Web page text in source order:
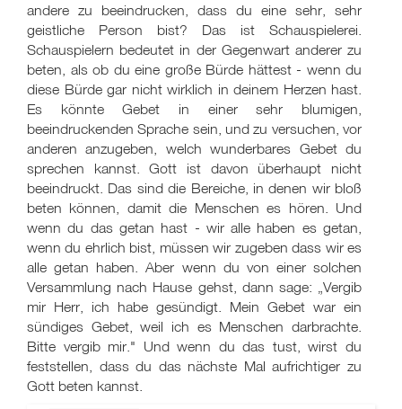
andere zu beeindrucken, dass du eine sehr, sehr
geistliche Person bist? Das ist Schauspielerei.
Schauspielern bedeutet in der Gegenwart anderer zu
beten, als ob du eine große Bürde hättest - wenn du
diese Bürde gar nicht wirklich in deinem Herzen hast.
Es könnte Gebet in einer sehr blumigen,
beeindruckenden Sprache sein, und zu versuchen, vor
anderen anzugeben, welch wunderbares Gebet du
sprechen kannst. Gott ist davon überhaupt nicht
beeindruckt. Das sind die Bereiche, in denen wir bloß
beten können, damit die Menschen es hören. Und
wenn du das getan hast - wir alle haben es getan,
wenn du ehrlich bist, müssen wir zugeben dass wir es
alle getan haben. Aber wenn du von einer solchen
Versammlung nach Hause gehst, dann sage: „Vergib
mir Herr, ich habe gesündigt. Mein Gebet war ein
sündiges Gebet, weil ich es Menschen darbrachte.
Bitte vergib mir." Und wenn du das tust, wirst du
feststellen, dass du das nächste Mal aufrichtiger zu
Gott beten kannst.